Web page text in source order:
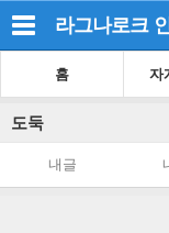
라그나로크
홈 자
도둑
내글